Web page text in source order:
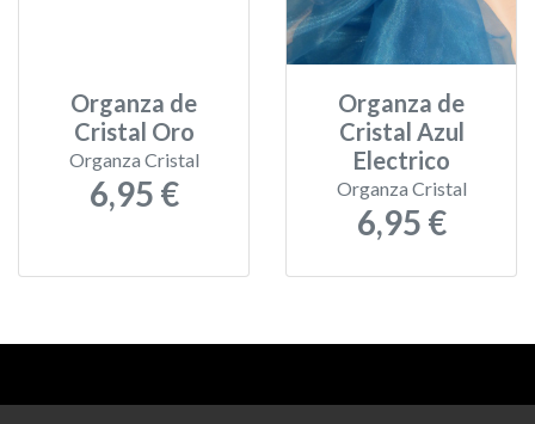
Organza de
Cristal Oro
Organza Cristal
6,95 €
Organza de
Cristal Azul
Electrico
Organza Cristal
6,95 €